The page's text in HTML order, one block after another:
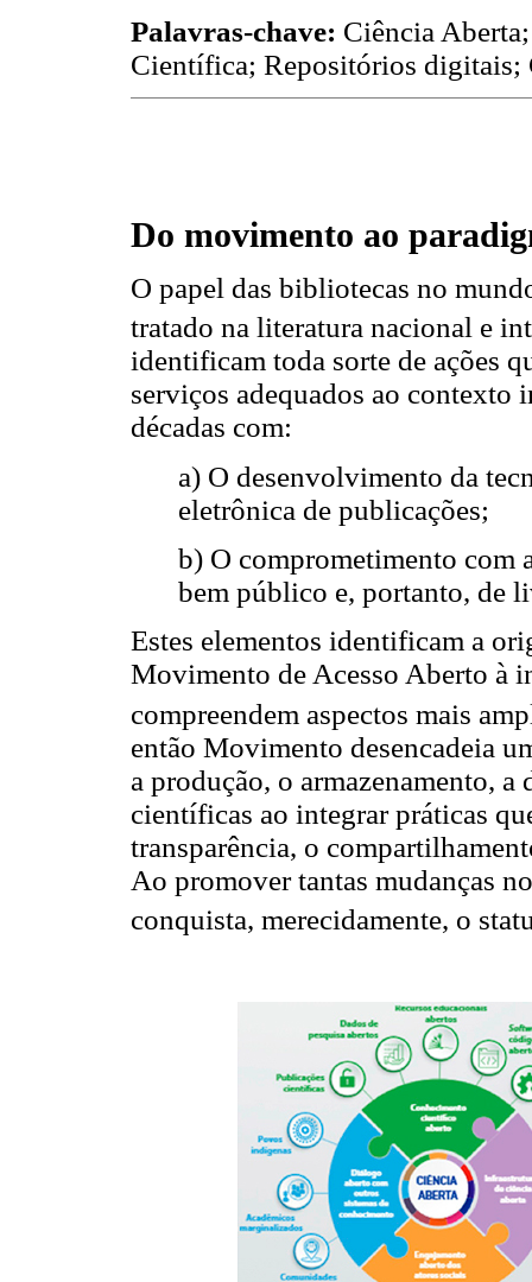
Palavras-chave: Ciência
Científica; Repositórios digitais;
Do movimento ao
O papel das bibliotecas no
tratado na literatura nacional e
identificam toda sorte de ações
serviços adequados ao
décadas com:
a) O desenvolvimento da
eletrônica de publicações;
b) O comprometimento com
bem público e, portanto, de
Estes elementos identificam a
Movimento de Acesso Aberto à
compreendem aspectos mais
então Movimento desencadeia
a produção, o armazenamento, a
científicas ao integrar práticas
transparência, o
Ao promover tantas mudanças
conquista, merecidamente, o